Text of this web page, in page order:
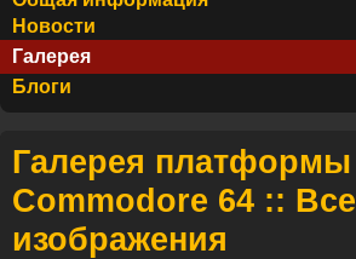
Новости
Галерея
Блоги
Галерея платформы
Commodore 64 :: Все
изображения